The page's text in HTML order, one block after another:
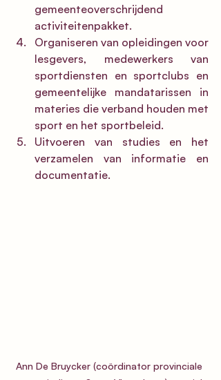
gemeenteoverschrijdend
activiteitenpakket.
Organiseren van opleidingen voor
lesgevers, medewerkers van
sportdiensten en sportclubs en
gemeentelijke mandatarissen in
materies die verband houden met
sport en het sportbeleid.
Uitvoeren van studies en het
verzamelen van informatie en
documentatie.
Ann De Bruycker (coördinator provinciale